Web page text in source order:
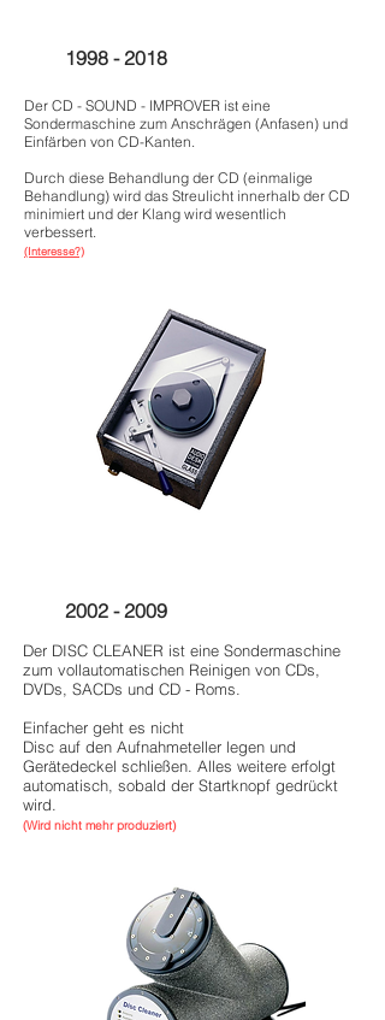
1998 - 2018
Der CD - SOUND - IMPROVER ist eine
Sondermaschine zum Anschrägen (Anfasen) und
Einfärben von CD-Kanten.
Durch diese Behandlung der CD (einmalige
Behandlung) wird das Streulicht innerhalb der CD
minimiert und der Klang wird wesentlich
verbessert.
(Interesse?)
2002 - 2009
Der DISC CLEANER ist eine Sondermaschine
zum vollautomatischen Reinigen von CDs,
DVDs, SACDs und CD - Roms.
Einfacher geht es nicht
Disc auf den Aufnahmeteller legen und
Gerätedeckel schließen. Alles weitere erfolgt
automatisch, sobald der Startknopf gedrückt
wird.
(Wird nicht mehr produziert)